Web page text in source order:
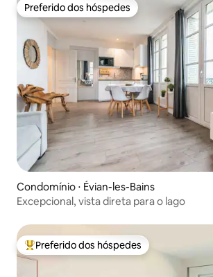
Preferido dos hóspedes
Preferido dos hóspedes
Condomínio ⋅ Évian-les-Bains
Excepcional, vista direta para o lago
Entre os melhores preferidos dos hóspedes
Preferido dos hóspedes